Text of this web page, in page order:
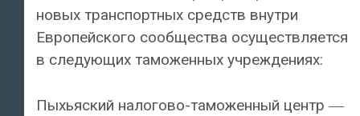
новых транспортных средств внутри
Европейского сообщества осуществляется
в следующих таможенных учреждениях:
Пыхьяский налогово-таможенный центр ―